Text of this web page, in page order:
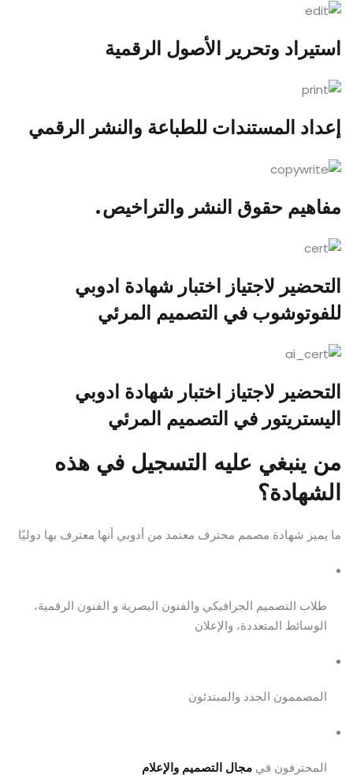
استيراد وتحرير الأصول الرقمية
إعداد المستندات للطباعة والنشر الرقمي
مفاهيم حقوق النشر والتراخيص.
التحضير لاجتياز اختبار شهادة ادوبي
للفوتوشوب في التصميم المرئي
التحضير لاجتياز اختبار شهادة ادوبي
اليستريتور في التصميم المرئي
من ينبغي عليه التسجيل في هذه
الشهادة؟
ما يميز شهادة مصمم محترف معتمد من أدوبي أنها معترف بها دوليًا
طلاب التصميم الجرافيكي والفنون البصرية و الفنون الرقمية،
الوسائط المتعددة، والإعلان
المصممون الجدد والمبتدئون
المحترفون في مجال التصميم والإعلام